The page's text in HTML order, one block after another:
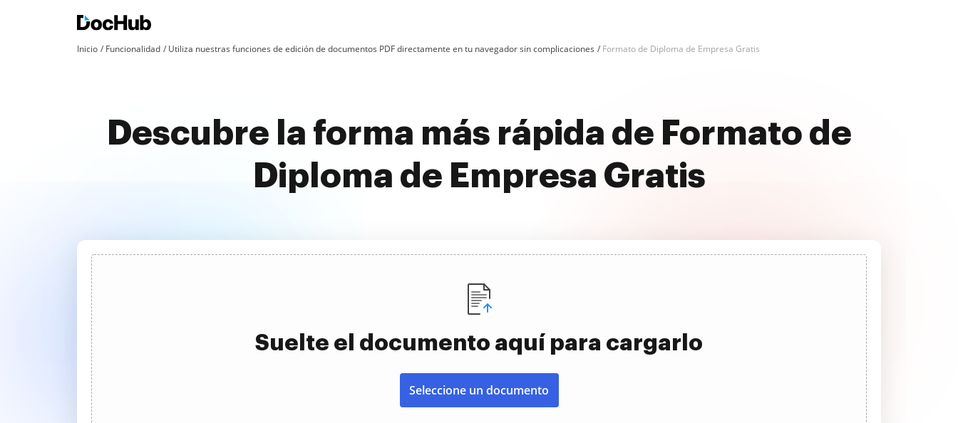
Inicio Funcionalidad Utiliza nuestras funciones de edición de documentos PDF directamente en tu navegador sin complicaciones Formato de Diploma de Empresa Gratis
Descubre la forma más rápida de Formato de
Diploma de Empresa Gratis
Suelte el documento aquí para cargarlo
Seleccione un documento